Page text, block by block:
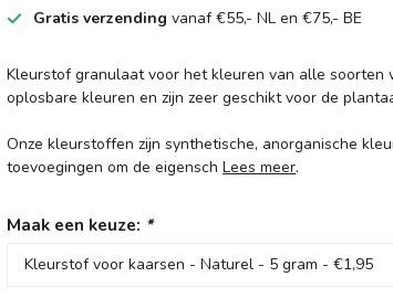
Gratis verzending vanaf €55,- NL en €75,- BE
Kleurstof granulaat voor het kleuren van alle soorten
oplosbare kleuren en zijn zeer geschikt voor de
Onze kleurstoffen zijn synthetische, anorganische
toevoegingen om de eigenschLees meer.
Maak een keuze: *